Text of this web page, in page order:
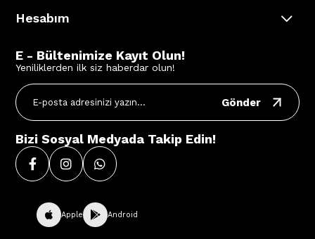
Hesabım
E - Bültenimize Kayıt Olun!
Yeniliklerden ilk siz haberdar olun!
Gönder
Bizi Sosyal Medyada Takip Edin!
Apple Android